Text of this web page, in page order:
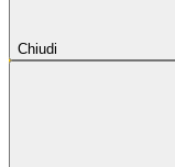
Chiudi